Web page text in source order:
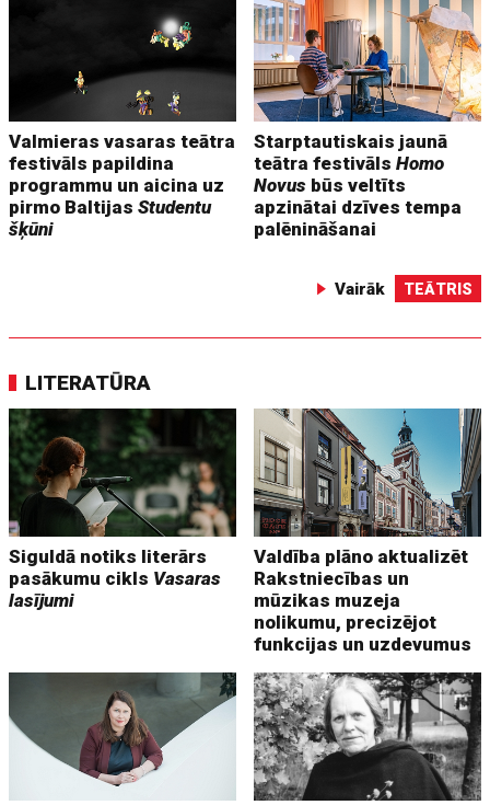
Valmieras vasaras teātra
festivāls papildina
programmu un aicina uz
pirmo BaltijasStudentu
šķūni
Starptautiskais jaunā
teātra festivālsHomo
Novus būs veltīts
apzinātai dzīves tempa
palēnināšanai
Vairāk TEĀTRIS
LITERATŪRA
Siguldā notiks literārs
pasākumu cikls Vasaras
lasījumi
Valdība plāno aktualizēt
Rakstniecības un
mūzikas muzeja
nolikumu, precizējot
funkcijas un uzdevumus